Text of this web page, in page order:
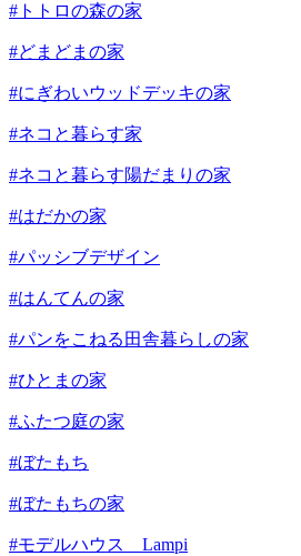
#トトロの森の家
#どまどまの家
#にぎわいウッドデッキの家
#ネコと暮らす家
#ネコと暮らす陽だまりの家
#はだかの家
#パッシブデザイン
#はんてんの家
#パンをこねる田舎暮らしの家
#ひとまの家
#ふたつ庭の家
#ぼたもち
#ぼたもちの家
#モデルハウス Lampi